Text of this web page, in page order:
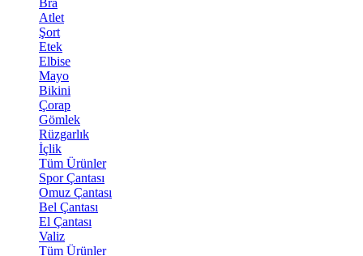
Bra
Atlet
Şort
Etek
Elbise
Mayo
Bikini
Çorap
Gömlek
Rüzgarlık
İçlik
Tüm Ürünler
Spor Çantası
Omuz Çantası
Bel Çantası
El Çantası
Valiz
Tüm Ürünler